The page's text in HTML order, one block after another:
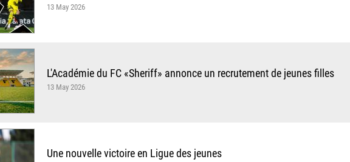
13 May 2026
L'Académie du FC «Sheriff» annonce un recrutement de jeunes filles
13 May 2026
Une nouvelle victoire en Ligue des jeunes